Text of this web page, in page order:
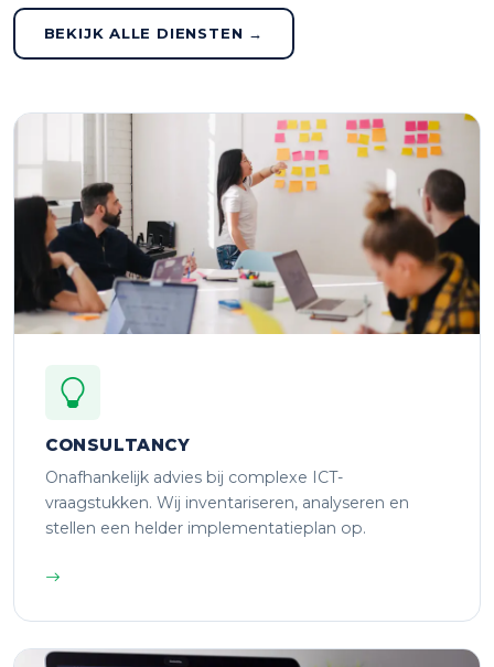
BEKIJK ALLE DIENSTEN →
CONSULTANCY
Onafhankelijk advies bij complexe ICT-
vraagstukken. Wij inventariseren, analyseren en
stellen een helder implementatieplan op.